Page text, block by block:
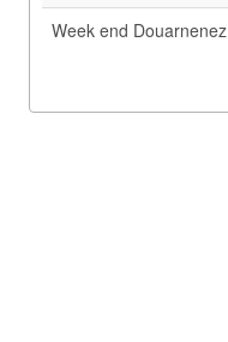
Week end Douarnenez